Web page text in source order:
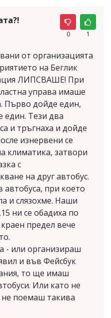
0 1
от организацията
на Беглик
ЛИПСВАШЕ! При
управа имаше
Първо дойде един,
един. Тези два
и тръгнаха и дойде
изнервени се
климатика, затвори
с
на друг автобус.
автобуса, при което
и слязохме. Наши
ни се обадиха по
предел вече
- или организираш
и във Фейсбук
то ще имаш
Или като не
не поемаш такива